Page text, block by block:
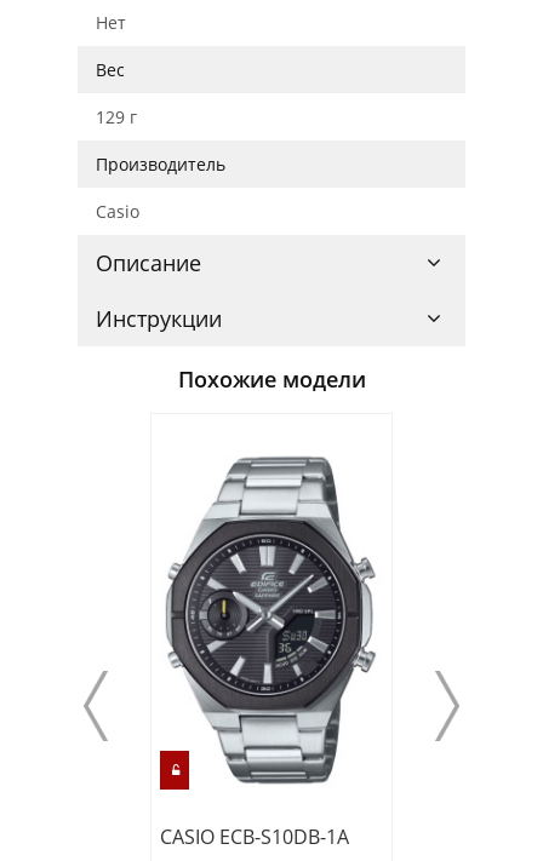
Нет
Вес
129 г
Производитель
Casio
Описание
Инструкции
Похожие модели
CASIO ECB-S10DB-1A